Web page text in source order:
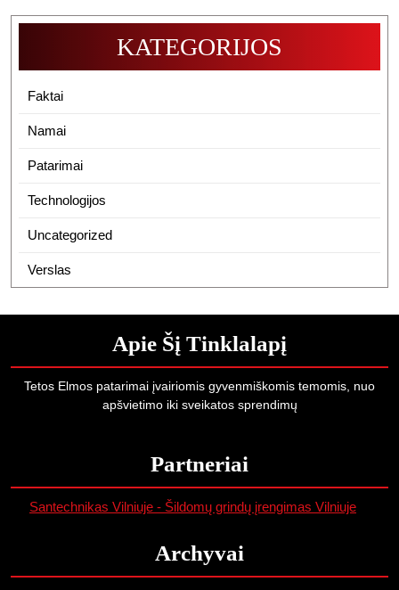
KATEGORIJOS
Faktai
Namai
Patarimai
Technologijos
Uncategorized
Verslas
Apie Šį Tinklalapį
Tetos Elmos patarimai įvairiomis gyvenmiškomis temomis, nuo
apšvietimo iki sveikatos sprendimų
Partneriai
Santechnikas Vilniuje - Šildomų grindų įrengimas Vilniuje
Archyvai